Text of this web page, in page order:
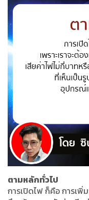
ตามหลักทั่วไป
การเปิดไฟ ก็คือ การเพิ่ม